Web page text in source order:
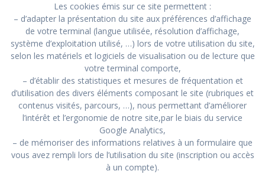
Les cookies émis sur ce site permettent :
– d’adapter la présentation du site aux préférences d’affichage
de votre terminal (langue utilisée, résolution d’affichage,
système d’exploitation utilisé, …) lors de votre utilisation du site,
selon les matériels et logiciels de visualisation ou de lecture que
votre terminal comporte,
– d’établir des statistiques et mesures de fréquentation et
d’utilisation des divers éléments composant le site (rubriques et
contenus visités, parcours, …), nous permettant d’améliorer
l’intérêt et l’ergonomie de notre site,par le biais du service
Google Analytics,
– de mémoriser des informations relatives à un formulaire que
vous avez rempli lors de l’utilisation du site (inscription ou accès
à un compte).